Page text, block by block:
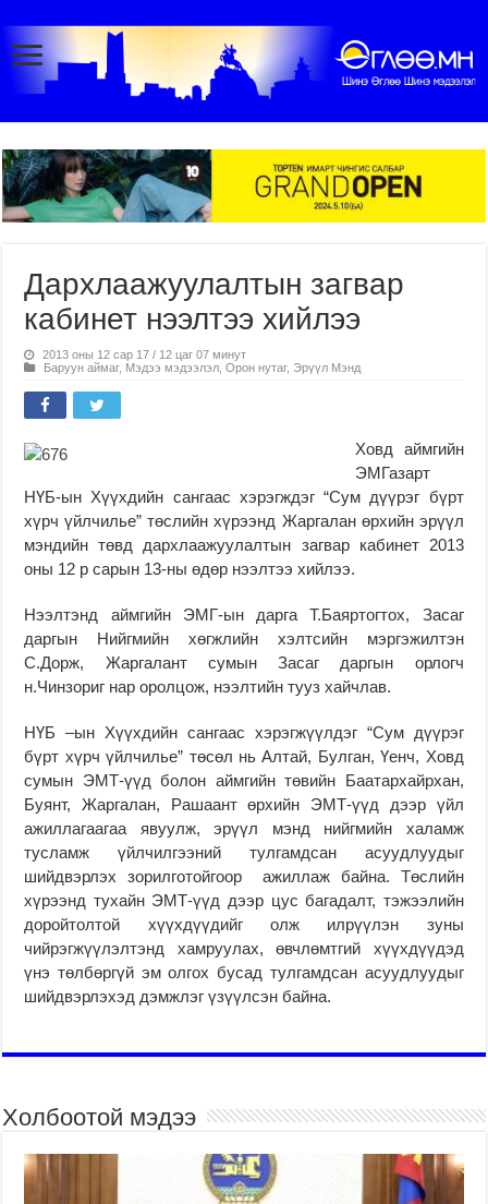
Дархлаажуулалтын загвар
кабинет нээлтээ хийлээ
2013 оны 12 сар 17 / 12 цаг 07 минут
Баруун аймаг, Мэдээ мэдээлэл ,Орон нутаг, Эрүүл Мэнд
Ховд аймгийн
ЭМГазарт
НҮБ-ын Хүүхдийн сангаас хэрэгждэг “Сум дүүрэг бүрт
хүрч үйлчилье” төслийн хүрээнд Жаргалан өрхийн эрүүл
мэндийн төвд дархлаажуулалтын загвар кабинет 2013
оны 12 р сарын 13-ны өдөр нээлтээ хийлээ.
Нээлтэнд аймгийн ЭМГ-ын дарга Т.Баяртогтох, Засаг
даргын Нийгмийн хөгжлийн хэлтсийн мэргэжилтэн
С.Дорж, Жаргалант сумын Засаг даргын орлогч
н.Чинзориг нар оролцож, нээлтийн тууз хайчлав.
НҮБ –ын Хүүхдийн сангаас хэрэгжүүлдэг “Сум дүүрэг
бүрт хүрч үйлчилье” төсөл нь Алтай, Булган, Үенч, Ховд
сумын ЭМТ-үүд болон аймгийн төвийн Баатархайрхан,
Буянт, Жаргалан, Рашаант өрхийн ЭМТ-үүд дээр үйл
ажиллагаагаа явуулж, эрүүл мэнд нийгмийн халамж
тусламж үйлчилгээний тулгамдсан асуудлуудыг
шийдвэрлэх зорилготойгоор ажиллаж байна. Төслийн
хүрээнд тухайн ЭМТ-үүд дээр цус багадалт, тэжээлийн
доройтолтой хүүхдүүдийг олж илрүүлэн зуны
чийрэгжүүлэлтэнд хамруулах, өвчлөмтгий хүүхдүүдэд
үнэ төлбөргүй эм олгох бусад тулгамдсан асуудлуудыг
шийдвэрлэхэд дэмжлэг үзүүлсэн байна.
Холбоотой мэдээ